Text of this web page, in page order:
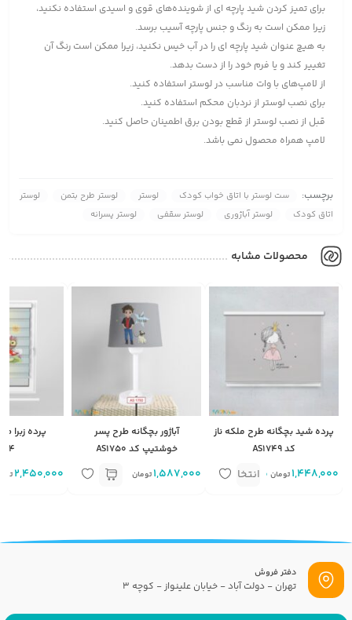
برای تمیز کردن شید پارچه ای از شوینده‌های قوی و اسیدی استفاده نکنید،
زیرا ممکن است به رنگ و جنس پارچه آسیب برسد.
به هیچ عنوان شید پارچه ای را در آب خیس نکنید، زیرا ممکن است رنگ آن
تغییر کند و یا فرم خود را از دست بدهد.
از لامپ‌های با وات مناسب در لوستر استفاده کنید.
برای نصب لوستر از نردبان محکم استفاده کنید.
قبل از نصب لوستر از قطع بودن برق اطمینان حاصل کنید.
لامپ همراه محصول نمی باشد.
برچسب: ست لوستر با اتاق خواب کودک لوستر لوستر طرح بتمن
لوستر
اتاق کودک
لوستر آباژوری لوستر سقفی لوستر پسرانه
محصولات مشابه
پرده شید بچگانه طرح ملکه ناز
کد AS1749
1,448,000 تومانمتر مربع
انتخاب
آباژور بچگانه طرح پسر
خوشتیپ کد AS1750
1,587,000 تومان
پرده زبرا
2,450,000
دفتر فروش
تهران - دولت آباد - خیابان علینواز - کوچه 3